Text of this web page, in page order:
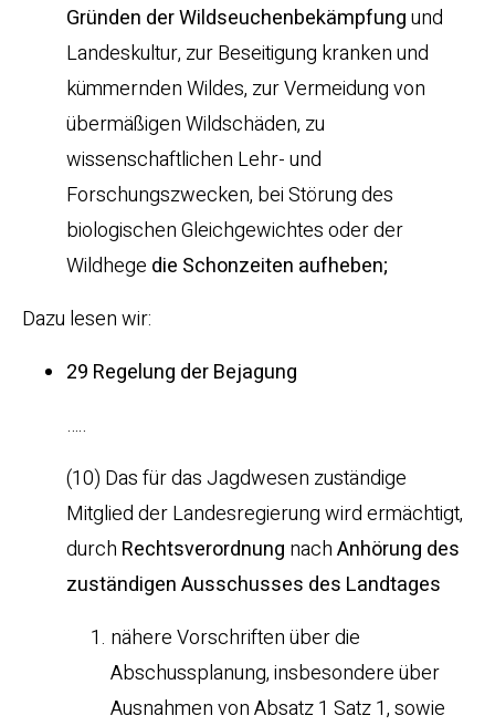
Gründen der Wildseuchenbekämpfungund
Landeskultur, zur Beseitigung kranken und
kümmernden Wildes, zur Vermeidung von
übermäßigen Wildschäden, zu
wissenschaftlichen Lehr- und
Forschungszwecken, bei Störung des
biologischen Gleichgewichtes oder der
Wildhege die Schonzeiten aufheben;
Dazu lesen wir:
29 Regelung der Bejagung
…..
(10) Das für das Jagdwesen zuständige
Mitglied der Landesregierung wird ermächtigt,
durch Rechtsverordnung nachAnhörung des
zuständigen Ausschusses des Landtages
nähere Vorschriften über die
Abschussplanung, insbesondere über
Ausnahmen von Absatz 1 Satz 1, sowie